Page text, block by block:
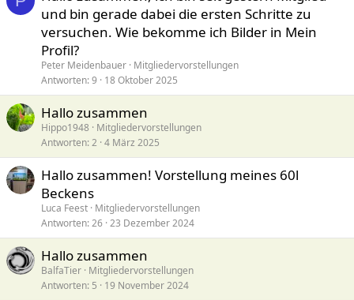
und bin gerade dabei die ersten Schritte zu
versuchen. Wie bekomme ich Bilder in Mein
Profil?
Peter Meidenbauer Mitgliedervorstellungen
Antworten 9 18 Oktober 2025
Hallo zusammen
Hippo1948 Mitgliedervorstellungen
Antworten 2 4 März 2025
Hallo zusammen! Vorstellung meines 60l
Beckens
Luca Feest Mitgliedervorstellungen
Antworten 26 23 Dezember 2024
Hallo zusammen
BalfaTier Mitgliedervorstellungen
Antworten 5 19 November 2024